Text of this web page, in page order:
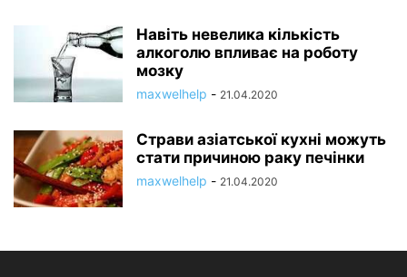
Навіть невелика кількість
алкоголю впливає на роботу
мозку
maxwelhelp - 21.04.2020
Страви азіатської кухні можуть
стати причиною раку печінки
maxwelhelp - 21.04.2020